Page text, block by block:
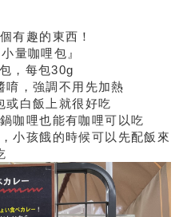
有趣的東西！
量咖哩包』
，每包30g
唷，強調不用先加熱
或白飯上就很好吃
咖哩也能有咖哩可以吃
小孩餓的時候可以先配飯來